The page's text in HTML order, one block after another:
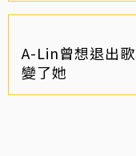
A-Lin曾想退出
變了她